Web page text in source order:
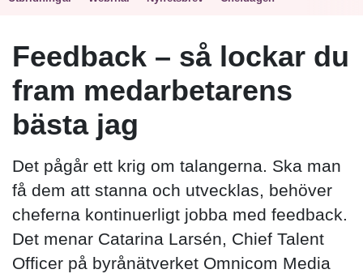
Prenumerera
Sök
Feedback – så lockar du
fram medarbetarens
bästa jag
Det pågår ett krig om talangerna. Ska man
få dem att stanna och utvecklas, behöver
cheferna kontinuerligt jobba med feedback.
Det menar Catarina Larsén, Chief Talent
Officer på byrånätverket Omnicom Media